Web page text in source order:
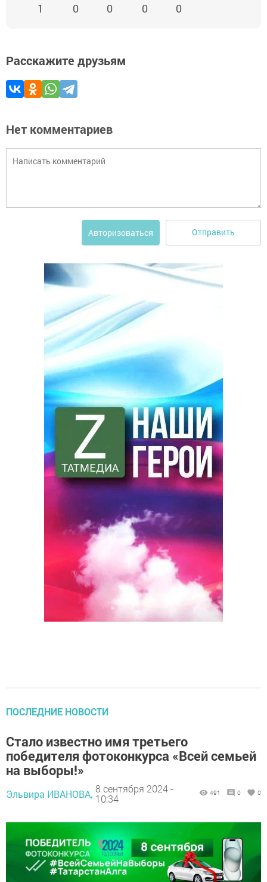
1 0 0 0 0
Расскажите друзьям
Нет комментариев
Авторизоваться Отправить
ПОСЛЕДНИЕ НОВОСТИ
Стало известно имя третьего
победителя фотоконкурса «Всей семьей
на выборы!»
Эльвира ИВАНОВА, 8 сентября 2024 -
10:34
491 0 0